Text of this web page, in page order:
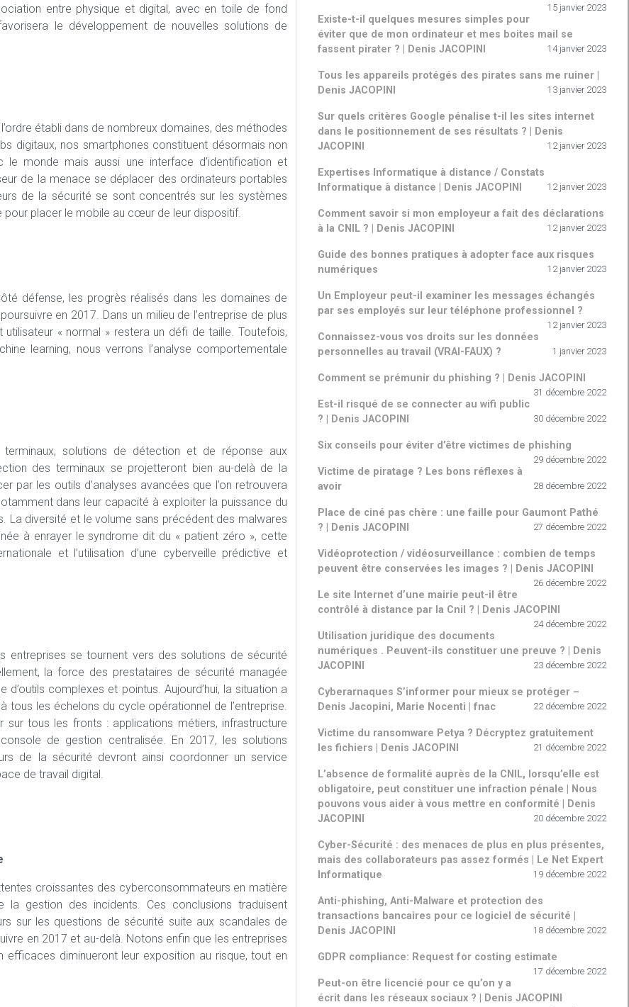
entre physique et digital, avec en toile de fond
le développement de nouvelles solutions de
établi dans de nombreux domaines, des méthodes
digitaux, nos smartphones constituent désormais non
monde mais aussi une interface d’identification et
de la menace se déplacer des ordinateurs portables
de la sécurité se sont concentrés sur les systèmes
placer le mobile au cœur de leur dispositif.
défense, les progrès réalisés dans les domaines de
en 2017. Dans un milieu de l’entreprise de plus
« normal » restera un défi de taille. Toutefois,
learning, nous verrons l’analyse comportementale
solutions de détection et de réponse aux
des terminaux se projetteront bien au-delà de la
par les outils d’analyses avancées que l’on retrouvera
dans leur capacité à exploiter la puissance du
La diversité et le volume sans précédent des malwares
à enrayer le syndrome dit du « patient zéro », cette
et l’utilisation d’une cyberveille prédictive et
se tournent vers des solutions de sécurité
la force des prestataires de sécurité managée
complexes et pointus. Aujourd’hui, la situation a
tous les échelons du cycle opérationnel de l’entreprise.
sur tous les fronts : applications métiers, infrastructure
de gestion centralisée. En 2017, les solutions
de la sécurité devront ainsi coordonner un service
de travail digital.
croissantes des cyberconsommateurs en matière
gestion des incidents. Ces conclusions traduisent
sur les questions de sécurité suite aux scandales de
en 2017 et au-delà. Notons enfin que les entreprises
diminueront leur exposition au risque, tout en
15 janvier 2023
Existe-t-il quelques mesures simples pour
éviter que de mon ordinateur et mes boites mail se
fassent pirater ? | Denis JACOPINI
14 janvier 2023
Tous les appareils protégés des pirates sans me ruiner |
Denis JACOPINI
13 janvier 2023
Sur quels critères Google pénalise t-il les sites internet
dans le positionnement de ses résultats ? | Denis
JACOPINI
12 janvier 2023
Expertises Informatique à distance / Constats
Informatique à distance | Denis JACOPINI
12 janvier 2023
Comment savoir si mon employeur a fait des déclarations
à la CNIL ? | Denis JACOPINI
12 janvier 2023
Guide des bonnes pratiques à adopter face aux risques
numériques
12 janvier 2023
Un Employeur peut-il examiner les messages échangés
par ses employés sur leur téléphone professionnel ?
12 janvier 2023
Connaissez-vous vos droits sur les données
personnelles au travail (VRAI-FAUX) ?
1 janvier 2023
Comment se prémunir du phishing ? | Denis JACOPINI
31 décembre 2022
Est-il risqué de se connecter au wifi public
? | Denis JACOPINI
30 décembre 2022
Six conseils pour éviter d’être victimes de phishing
29 décembre 2022
Victime de piratage ? Les bons réflexes à
avoir
28 décembre 2022
Place de ciné pas chère : une faille pour Gaumont Pathé
? | Denis JACOPINI
27 décembre 2022
Vidéoprotection / vidéosurveillance : combien de temps
peuvent être conservées les images ? | Denis JACOPINI
26 décembre 2022
Le site Internet d’une mairie peut-il être
contrôlé à distance par la Cnil ? | Denis JACOPINI
24 décembre 2022
Utilisation juridique des documents
numériques . Peuvent-ils constituer une preuve ? | Denis
JACOPINI
23 décembre 2022
Cyberarnaques S’informer pour mieux se protéger –
Denis Jacopini, Marie Nocenti | fnac
22 décembre 2022
Victime du ransomware Petya ? Décryptez gratuitement
les fichiers | Denis JACOPINI
21 décembre 2022
L’absence de formalité auprès de la CNIL, lorsqu’elle est
obligatoire, peut constituer une infraction pénale | Nous
pouvons vous aider à vous mettre en conformité | Denis
JACOPINI
20 décembre 2022
Cyber-Sécurité : des menaces de plus en plus présentes,
mais des collaborateurs pas assez formés | Le Net Expert
Informatique
19 décembre 2022
Anti-phishing, Anti-Malware et protection des
transactions bancaires pour ce logiciel de sécurité |
Denis JACOPINI
18 décembre 2022
GDPR compliance: Request for costing estimate
17 décembre 2022
Peut-on être licencié pour ce qu’on y a
écrit dans les réseaux sociaux ? | Denis JACOPINI